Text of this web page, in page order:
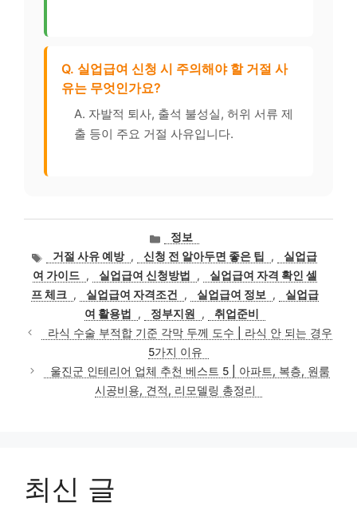
Q. 실업급여 신청 시 주의해야 할 거절 사
유는 무엇인가요?
A. 자발적 퇴사, 출석 불성실, 허위 서류 제
출 등이 주요 거절 사유입니다.
카
테
고
리
정보
태
그
거절 사유 예방 , 신청 전 알아두면 좋은 팁 ,
실업급
여 가이드 , 실업급여 신청방법 ,
실업급여 자격 확인 셀
프 체크 , 실업급여 자격조건 , 실업급여 정보 ,
실업급
여 활용법
, 정부지원 ,
취업준비
라식 수술 부적합 기준 각막 두께 도수 | 라식 안 되는 경우
5가지 이유
울진군 인테리어 업체 추천 베스트 5 | 아파트, 복층, 원룸
시공비용, 견적, 리모델링 총정리
최신 글